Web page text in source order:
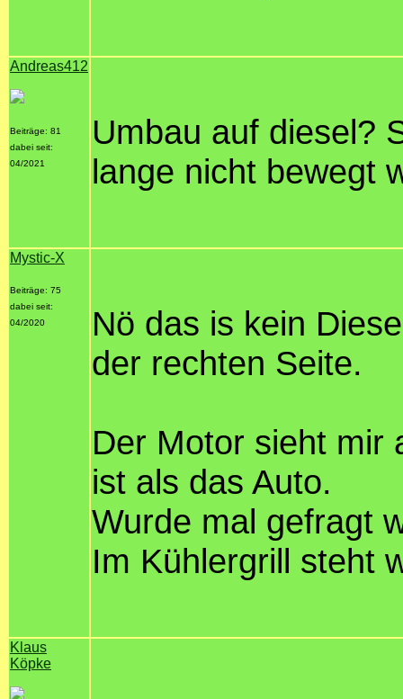
Andreas412
Beiträge: 81
dabei seit:
04/2021
Umbau auf diesel?
lange nicht bewegt
Mystic-X
Beiträge: 75
dabei seit:
04/2020
Nö das is kein
der rechten Seite.
Der Motor sieht mir
ist als das Auto.
Wurde mal gefragt
Im Kühlergrill steht
Klaus
Köpke